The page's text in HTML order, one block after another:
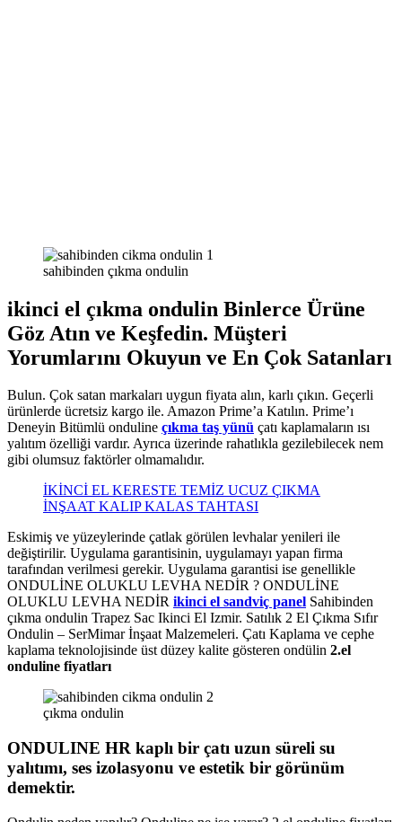
sahibinden çıkma ondulin
ikinci el çıkma ondulin Binlerce Ürüne
Göz Atın ve Keşfedin. Müşteri
Yorumlarını Okuyun ve En Çok Satanları
Bulun. Çok satan markaları uygun fiyata alın, karlı çıkın. Geçerli
ürünlerde ücretsiz kargo ile. Amazon Prime’a Katılın. Prime’ı
Deneyin Bitümlü onduline çıkma taş yünü çatı kaplamaların ısı
yalıtım özelliği vardır. Ayrıca üzerinde rahatlıkla gezilebilecek nem
gibi olumsuz faktörler olmamalıdır.
İKİNCİ EL KERESTE TEMİZ UCUZ ÇIKMA
İNŞAAT KALIP KALAS TAHTASI
Eskimiş ve yüzeylerinde çatlak görülen levhalar yenileri ile
değiştirilir. Uygulama garantisinin, uygulamayı yapan firma
tarafından verilmesi gerekir. Uygulama garantisi ise genellikle
ONDULİNE OLUKLU LEVHA NEDİR ? ONDULİNE
OLUKLU LEVHA NEDİR ikinci el sandviç panel Sahibinden
çıkma ondulin Trapez Sac Ikinci El Izmir. Satılık 2 El Çıkma Sıfır
Ondulin – SerMimar İnşaat Malzemeleri. Çatı Kaplama ve cephe
kaplama teknolojisinde üst düzey kalite gösteren ondülin 2.el
onduline fiyatları
çıkma ondulin
ONDULINE HR kaplı bir çatı uzun süreli su
yalıtımı, ses izolasyonu ve estetik bir görünüm
demektir.